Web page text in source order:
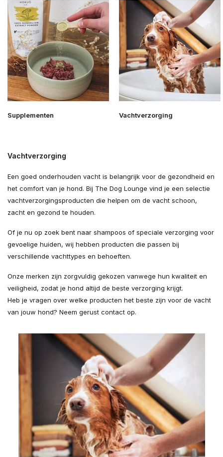
Supplementen Vachtverzorging
Vachtverzorging
Een goed onderhouden vacht is belangrijk voor de gezondheid en
het comfort van je hond. Bij The Dog Lounge vind je een selectie
vachtverzorgingsproducten die helpen om de vacht schoon,
zacht en gezond te houden.
Of je nu op zoek bent naar shampoos of speciale verzorging voor
gevoelige huiden, wij hebben producten die passen bij
verschillende vachttypes en behoeften.
Onze merken zijn zorgvuldig gekozen vanwege hun kwaliteit en
veiligheid, zodat je hond altijd de beste verzorging krijgt.
Heb je vragen over welke producten het beste zijn voor de vacht
van jouw hond? Neem gerust contact op.